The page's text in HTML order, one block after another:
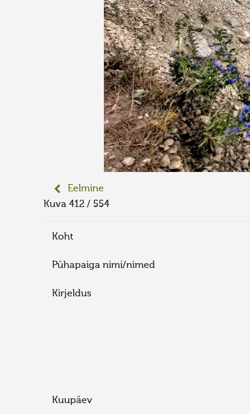
Eelmine
Kuva 412 / 554
Koht
Pühapaiga nimi/nimed
Kirjeldus
Kuupäev